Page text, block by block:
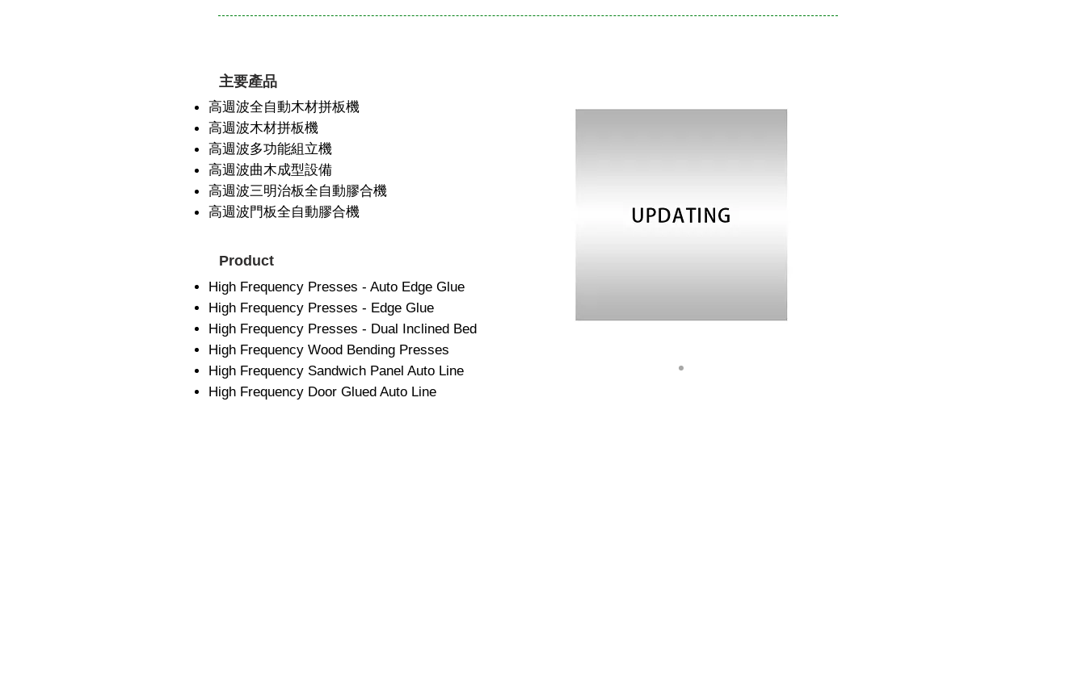
主要產品
高週波全自動木材拼板機
高週波木材拼板機
高週波多功能組立機
高週波曲木成型設備
高週波三明治板全自動膠合機
高週波門板全自動膠合機
Product
High Frequency Presses - Auto Edge Glue
High Frequency Presses - Edge Glue
High Frequency Presses - Dual Inclined Bed
High Frequency Wood Bending Presses
High Frequency Sandwich Panel Auto Line
High Frequency Door Glued Auto Line